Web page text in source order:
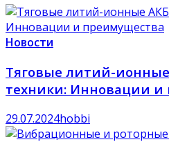
Новости
Тяговые литий-
техники: Инновации и
29.07.2024hobbi